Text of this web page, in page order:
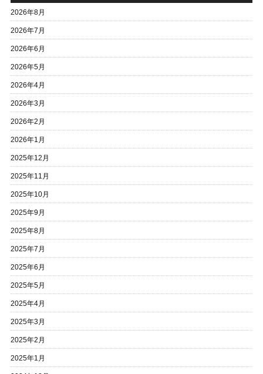
2026年8月
2026年7月
2026年6月
2026年5月
2026年4月
2026年3月
2026年2月
2026年1月
2025年12月
2025年11月
2025年10月
2025年9月
2025年8月
2025年7月
2025年6月
2025年5月
2025年4月
2025年3月
2025年2月
2025年1月